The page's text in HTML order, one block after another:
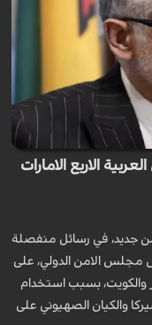
الاربع الامارات
من جديد، في رسائل منفصلة
مجلس الامن الدولي، على
والكويت، بسبب استخدام
والكيان الصهيوني على